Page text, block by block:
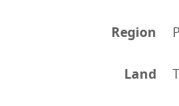
Region
Land